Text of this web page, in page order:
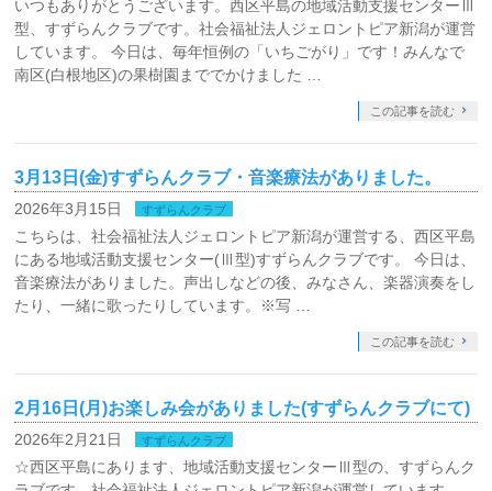
いつもありがとうございます。西区平島の地域活動支援センターⅢ
型、すずらんクラブです。社会福祉法人ジェロントピア新潟が運営
しています。 今日は、毎年恒例の「いちごがり」です！みんなで
南区(白根地区)の果樹園まででかけました …
この記事を読む
3月13日(金)すずらんクラブ・音楽療法がありました。
2026年3月15日 すずらんクラブ
こちらは、社会福祉法人ジェロントピア新潟が運営する、西区平島
にある地域活動支援センター(Ⅲ型)すずらんクラブです。 今日は、
音楽療法がありました。声出しなどの後、みなさん、楽器演奏をし
たり、一緒に歌ったりしています。※写 …
この記事を読む
2月16日(月)お楽しみ会がありました(すずらんクラブにて)
2026年2月21日 すずらんクラブ
☆西区平島にあります、地域活動支援センターⅢ型の、すずらんク